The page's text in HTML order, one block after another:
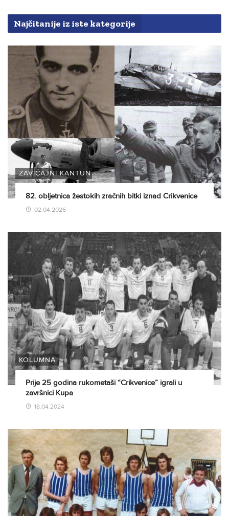
Najčitanije iz iste kategorije
ZAVIČAJNI KANTUN
82. obljetnica žestokih zračnih bitki iznad Crikvenice
02.04.2026
KOLUMNA
Prije 25 godina rukometaši “Crikvenice” igrali u
završnici Kupa
18.04.2024